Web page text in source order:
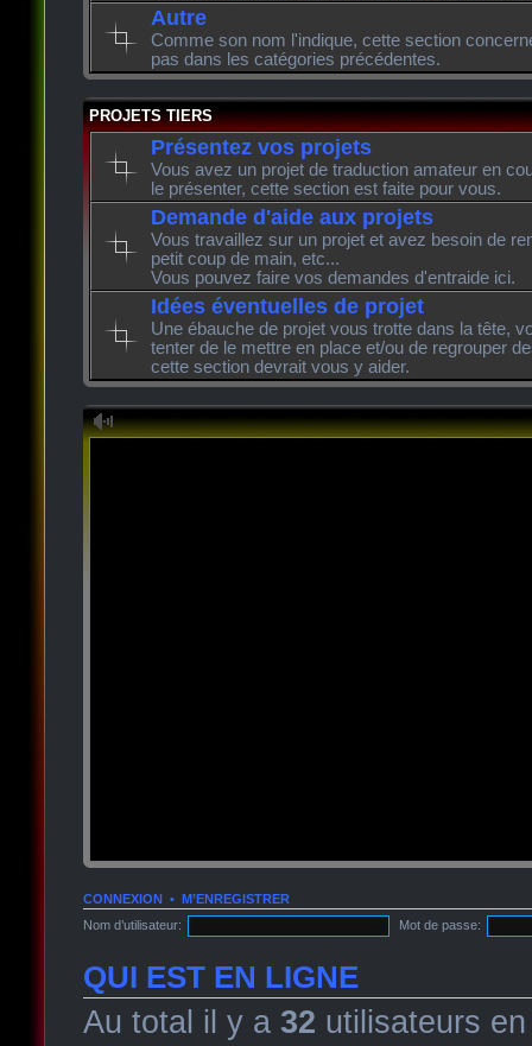
Autre
Comme son nom l'indique, cette section
pas dans les catégories précédentes.
PROJETS TIERS
Présentez vos projets
Vous avez un projet de traduction amateur en
le présenter, cette section est faite pour vous.
Demande d'aide aux projets
Vous travaillez sur un projet et avez besoin de
petit coup de main, etc...
Vous pouvez faire vos demandes d'entraide ici.
Idées éventuelles de projet
Une ébauche de projet vous trotte dans la tête,
tenter de le mettre en place et/ou de regrouper
cette section devrait vous y aider.
CONNEXION • M’ENREGISTRER
Nom d’utilisateur:
Mot de passe:
QUI EST EN LIGNE
Au total il y a 32 utilisateurs